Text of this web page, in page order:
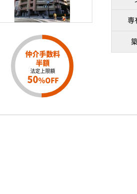
仲介手数料
半額
法定上限額
50%OFF
専